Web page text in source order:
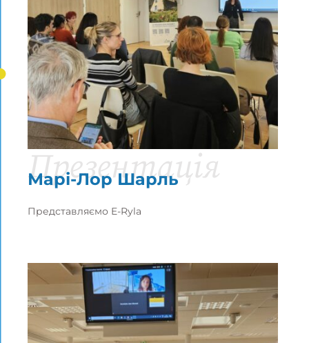
Марі-Лор Шарль
Презентація
Представляємо E-Ryla